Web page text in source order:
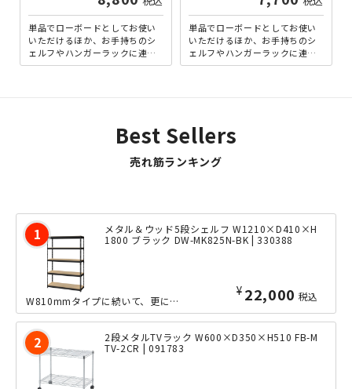
単品でローボードとしてお使い
いただけるほか、お手持ちのシ
ェルフやハンガーラックに連結
して、高さ2270mmのハイタイ
単品でローボードとしてお使い
いただけるほか、お手持ちのシ
ェルフやハンガーラックに連結
して、高さ2270mmのハイタイ
Best Sellers
売れ筋ランキング
メタル＆ウッド5段シェルフ W1210×D410×H
1800 ブラック DW-MK825N-BK | 330388
¥ 22,000 税込
W810mmタイプに続いて、更にワイドなW1210mmサイズのオープンシェルフが...
2段メタルTVラック W600×D350×H510 FB-M
TV-2CR | 091783